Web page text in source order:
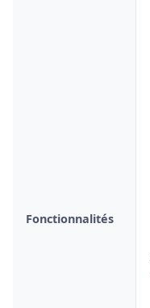
Fonctionnalités